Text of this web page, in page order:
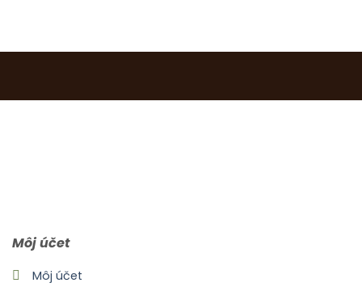
Môj účet
Môj účet